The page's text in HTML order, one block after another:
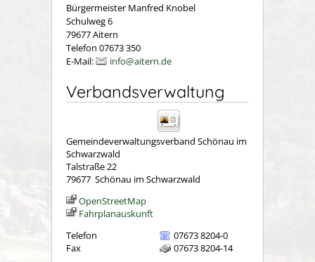
Bürgermeister Manfred Knobel
Schulweg 6
79677 Aitern
Telefon 07673 350
E-Mail:
info@aitern.de
Verbandsverwaltung
Gemeindeverwaltungsverband Schönau im
Schwarzwald
Talstraße 22
79677 Schönau im Schwarzwald
OpenStreetMap
Fahrplanauskunft
Telefon
07673 8204-0
Fax
07673 8204-14